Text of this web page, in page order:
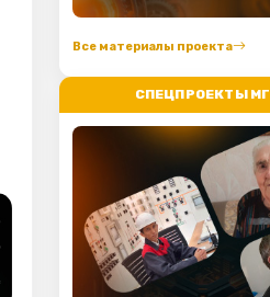
Все материалы проекта
СПЕЦПРОЕКТЫ МГ